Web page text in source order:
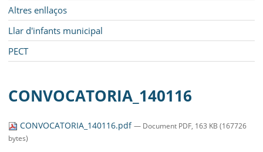
Altres enllaços
Llar d'infants municipal
PECT
CONVOCATORIA_140116
CONVOCATORIA_140116.pdf— Document PDF, 163 KB (167726
bytes)